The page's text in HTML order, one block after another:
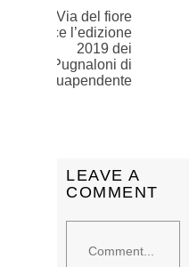
Via del fiore
vince l’edizione
2019 dei
Pugnaloni di
Acquapendente
LEAVE A
COMMENT